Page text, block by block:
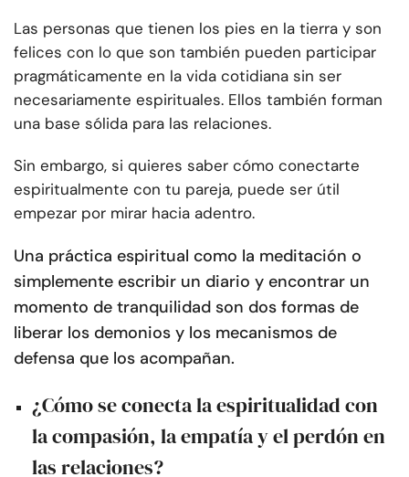
Las personas que tienen los pies en la tierra y son
felices con lo que son también pueden participar
pragmáticamente en la vida cotidiana sin ser
necesariamente espirituales. Ellos también forman
una base sólida para las relaciones.
Sin embargo, si quieres saber cómo conectarte
espiritualmente con tu pareja, puede ser útil
empezar por mirar hacia adentro.
Una práctica espiritual como la meditación o
simplemente escribir un diario y encontrar un
momento de tranquilidad son dos formas de
liberar los demonios y los mecanismos de
defensa que los acompañan.
¿Cómo se conecta la espiritualidad con
la compasión, la empatía y el perdón en
las relaciones?